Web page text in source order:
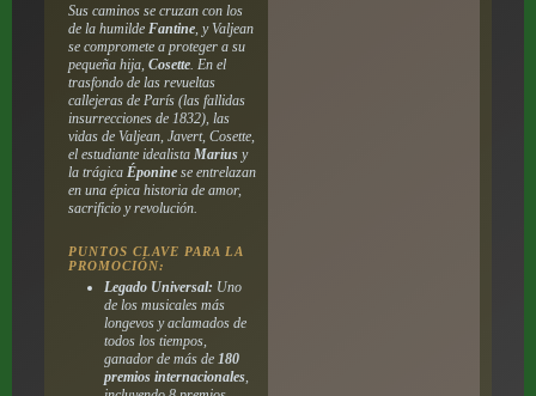
Sus caminos se cruzan con los
de la humilde Fantine, y Valjean
se compromete a proteger a su
pequeña hija, Cosette. En el
trasfondo de las revueltas
callejeras de París (las fallidas
insurrecciones de 1832), las
vidas de Valjean, Javert, Cosette,
el estudiante idealista Mariusy
la trágica Époninese entrelazan
en una épica historia de amor,
sacrificio y revolución.
PUNTOS CLAVE PARA LA
PROMOCIÓN:
Legado Universal: Uno
de los musicales más
longevos y aclamados de
todos los tiempos,
ganador de más de 180
premios internacionales,